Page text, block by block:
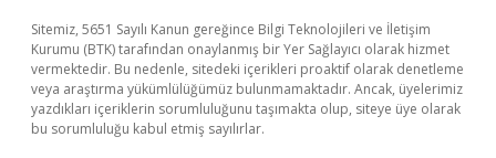
Sitemiz, 5651 Sayılı Kanun gereğince Bilgi Teknolojileri ve İletişim
Kurumu (BTK) tarafından onaylanmış bir Yer Sağlayıcı olarak hizmet
vermektedir. Bu nedenle, sitedeki içerikleri proaktif olarak denetleme
veya araştırma yükümlülüğümüz bulunmamaktadır. Ancak, üyelerimiz
yazdıkları içeriklerin sorumluluğunu taşımakta olup, siteye üye olarak
bu sorumluluğu kabul etmiş sayılırlar.